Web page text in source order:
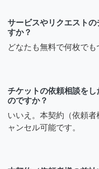
サービスやリクエスト
すか？
どなたも無料で何枚でも
チケットの依頼相談を
のですか？
いいえ。本契約（依頼
ャンセル可能です。